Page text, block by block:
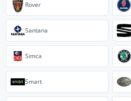
Rover
Santana
Simca
Smart